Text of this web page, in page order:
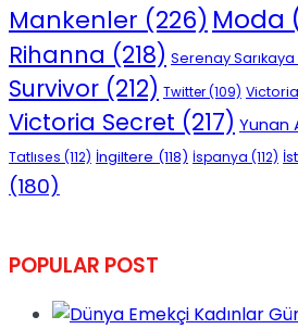
Mankenler (226) Moda
Rihanna (218) Serenay Sarıkaya
Survivor (212) Twitter(109)
Victoria Secret (217) Yunan
Tatlıses (112) İngiltere (118) İspanya (112)
(180)
POPULAR POST